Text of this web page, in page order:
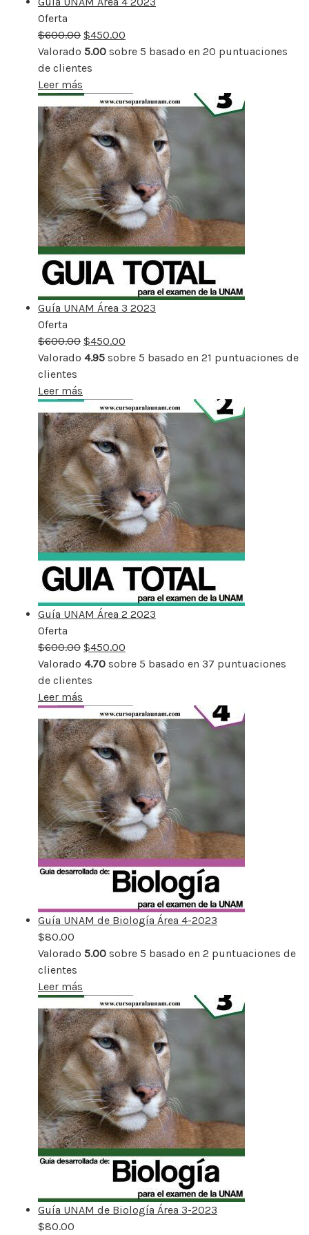
Oferta
rebajado
$600.00 $450.00
Valorado 5.00 sobre 5 basado en 20 puntuaciones
de clientes
Leer más
Guía UNAM Área 3 2023
Oferta
rebajado
$600.00 $450.00
Valorado 4.95 sobre 5 basado en 21 puntuaciones de
clientes
Leer más
Guía UNAM Área 2 2023
Oferta
rebajado
$600.00 $450.00
Valorado 4.70 sobre 5 basado en 37 puntuaciones
de clientes
Leer más
Guía UNAM de Biología Área 4-2023
$80.00
Valorado 5.00 sobre 5 basado en 2 puntuaciones de
clientes
Leer más
Guía UNAM de Biología Área 3-2023
$80.00